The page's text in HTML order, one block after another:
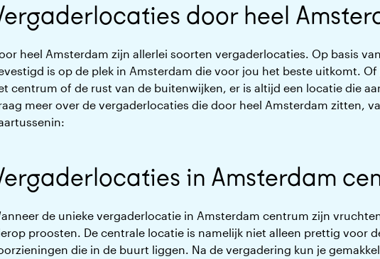
door heel
heel Amsterdam zijn allerlei soorten vergaderlocaties. Op basis
is op de plek in Amsterdam die voor jou het beste uitkomt.
centrum of de rust van de buitenwijken, er is altijd een locatie die
meer over de vergaderlocaties die door heel Amsterdam zitten,
in Amsterdam
de unieke vergaderlocatie in Amsterdam centrum zijn
proosten. De centrale locatie is namelijk niet alleen prettig voor
die in de buurt liggen. Na de vergadering kun je